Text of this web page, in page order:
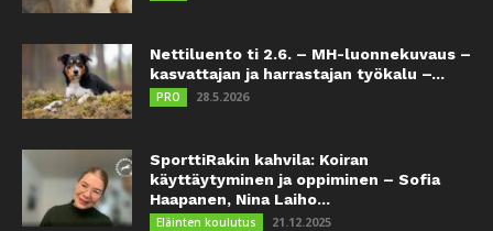
Nettiluento ti 2.6. – MH-luonnekuvaus –
kasvattajan ja harrastajan työkalu –...
PRO 28.5.2026
SporttiRakin kahvila: Koiran
käyttäytyminen ja oppiminen – Sofia
Haapanen, Nina Laiho...
Eläinten koulutus 21.12.2025